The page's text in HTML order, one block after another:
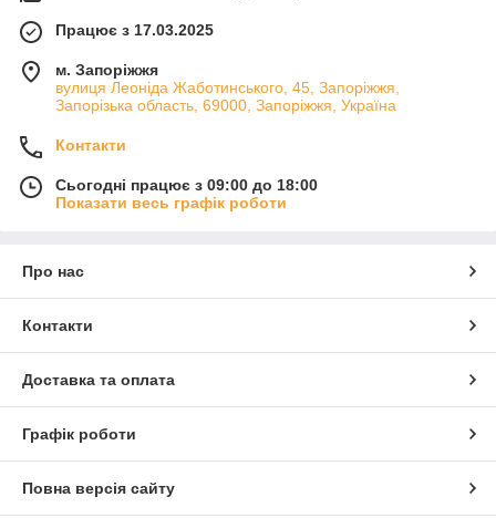
Працює з 17.03.2025
м. Запоріжжя
вулиця Леоніда Жаботинського, 45, Запоріжжя,
Запорізька область, 69000, Запоріжжя, Україна
Контакти
Сьогодні працює з 09:00 до 18:00
Показати весь графік роботи
Про нас
Контакти
Доставка та оплата
Графік роботи
Повна версія сайту